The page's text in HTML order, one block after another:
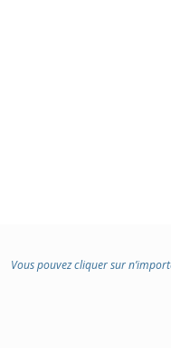
Vous pouvez cliquer sur